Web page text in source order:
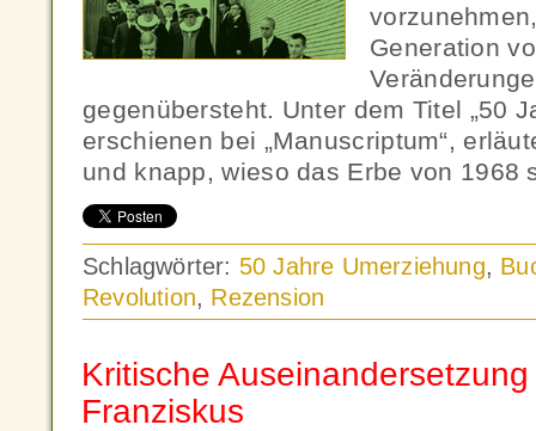
Generation
gegenübersteht. Unter dem Titel „50
erschienen bei „Manuscriptum“,
und knapp, wieso das Erbe von 1968
Schlagwörter: 50 Jahre Umerziehung,
Revolution, Rezension
Kritische
Franziskus